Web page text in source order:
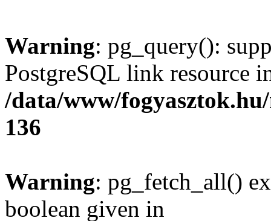
Warning: pg_query():
PostgreSQL link resource
/data/www/
136
Warning: pg_fetch_all()
boolean given in